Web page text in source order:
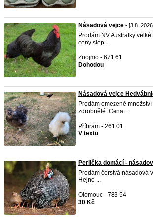
Násadová vejce - [3.8.
Prodám NV Australky
ceny slep ...
Znojmo - 671 61
Dohodou
Násadová vejce
Prodám omezené
zdrobnělé. Cena ...
Příbram - 261 01
V textu
Perlička domácí -
Prodám čerstvá násadová
Hejno ...
Olomouc - 783 54
30 Kč